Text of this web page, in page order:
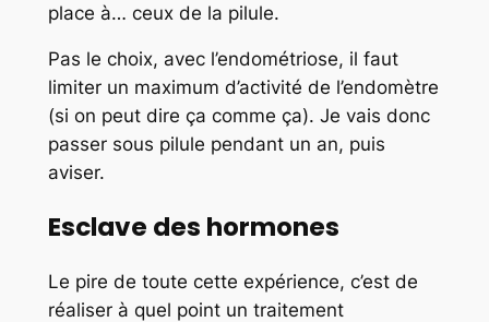
place à… ceux de la pilule.
Pas le choix, avec l’endométriose, il faut
limiter un maximum d’activité de l’endomètre
(si on peut dire ça comme ça). Je vais donc
passer sous pilule pendant un an, puis
aviser.
Esclave des hormones
Le pire de toute cette expérience, c’est de
réaliser à quel point un traitement